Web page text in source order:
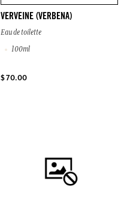
VERVEINE (VERBENA)
Eau de toilette
100ml
$ 70.00